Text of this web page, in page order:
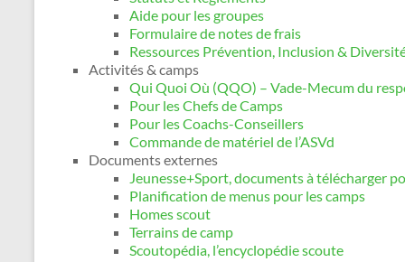
Aide pour les groupes
Formulaire de notes de frais
Ressources Prévention, Inclusion &
Activités & camps
Qui Quoi Où (QQO) – Vade-Mecum du
Pour les Chefs de Camps
Pour les Coachs-Conseillers
Commande de matériel de l’ASVd
Documents externes
Jeunesse+Sport, documents à télécharger
Planification de menus pour les camps
Homes scout
Terrains de camp
Scoutopédia, l’encyclopédie scoute